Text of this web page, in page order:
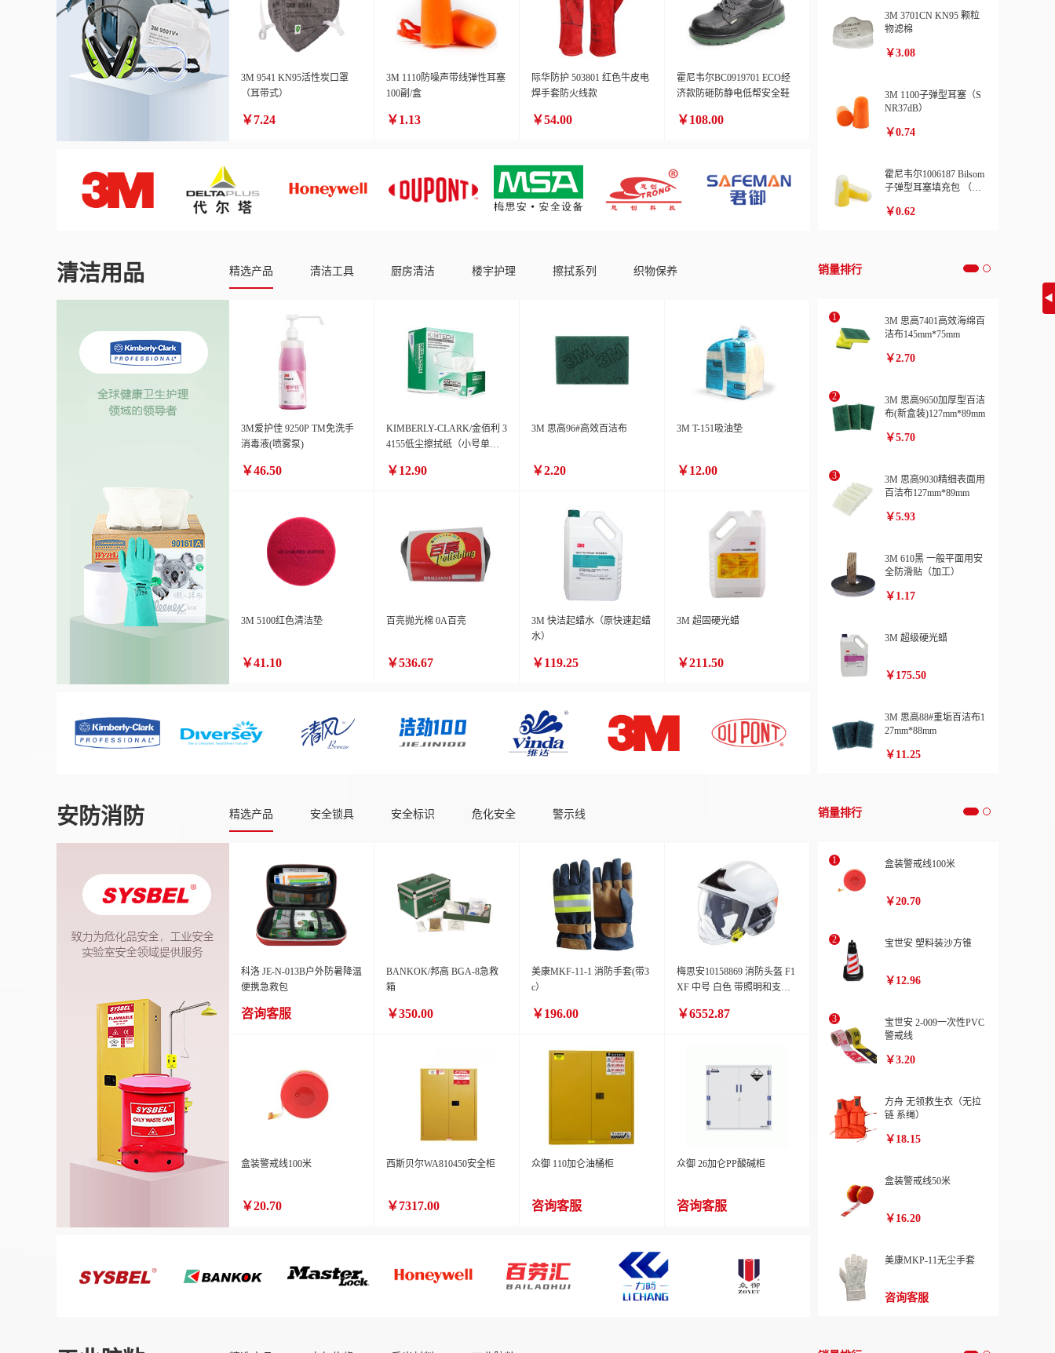
◀
3M 9541 KN95活性炭口罩
（耳带式）
￥7.24
3M 1110防噪声带线弹性耳塞
100副/盒
￥1.13
际华防护 503801 红色牛皮电
焊手套防火线款
￥54.00
霍尼韦尔BC0919701 ECO经
济款防砸防静电低帮安全鞋
￥108.00
3M 3701CN KN95 颗粒
物滤棉
￥3.08
3M 1100子弹型耳塞（S
NR37dB）
￥0.74
霍尼韦尔1006187 Bilsom
子弹型耳塞填充包 （用
￥0.62
清洁用品 精选产品
3M爱护佳 9250P TM免洗手
消毒液(喷雾泵)
￥46.50
KIMBERLY-CLARK/金佰利 3
4155低尘擦拭纸（小号单
￥12.90
3M 思高96#高效百洁布
￥2.20
3M T-151吸油垫
￥12.00
3M 5100红色清洁垫
￥41.10
百亮抛光棉 0A百亮
￥536.67
3M 快洁起蜡水（原快速起蜡
水）
￥119.25
3M 超固硬光蜡
￥211.50
清洁工具 厨房清洁 楼宇护理 擦拭系列 织物保养 销量排行
3M 思高7401高效海绵百
洁布145mm*75mm
￥2.70
3M 思高9650加厚型百洁
布(新盒装)127mm*89mm
￥5.70
3M 思高9030精细表面用
百洁布127mm*89mm
￥5.93
3M 610黑 一般平面用安
全防滑贴（加工）
￥1.17
3M 超级硬光蜡
￥175.50
3M 思高88#重垢百洁布1
27mm*88mm
￥11.25
安防消防 精选产品
科洛 JE-N-013B户外防暑降温
便携急救包
咨询客服
BANKOK/邦高 BGA-8急救
箱
￥350.00
美康MKF-11-1 消防手套(带3
c）
￥196.00
梅思安10158869 消防头盔 F1
XF 中号 白色 带照明和支架
￥6552.87
盒装警戒线100米
￥20.70
西斯贝尔WA810450安全柜
￥7317.00
众御 110加仑油桶柜
咨询客服
众御 26加仑PP酸碱柜
咨询客服
安全锁具 安全标识 危化安全 警示线 销量排行
盒装警戒线100米
￥20.70
宝世安 塑料装沙方锥
￥12.96
宝世安 2-009一次性PVC
警戒线
￥3.20
方舟 无领救生衣（无拉
链 系绳）
￥18.15
盒装警戒线50米
￥16.20
美康MKP-11无尘手套
咨询客服